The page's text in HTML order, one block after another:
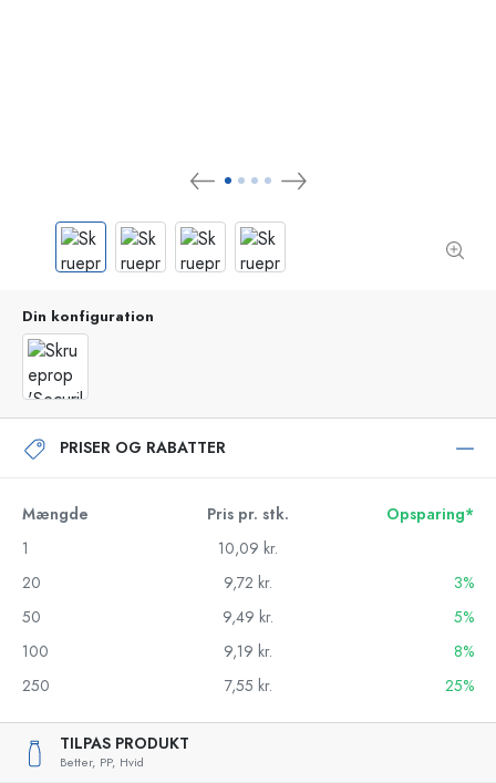
Din konfiguration
PRISER OG RABATTER
Mængde Pris pr. stk.
Opsparing*
1
10,09 kr.
20
9,72 kr.
3%
50
9,49 kr.
5%
100
9,19 kr.
8%
250
7,55 kr. 25%
TILPAS PRODUKT
Better, PP, Hvid